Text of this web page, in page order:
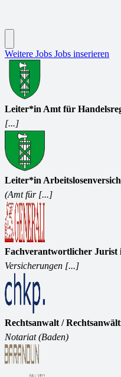
Weitere Jobs Jobs inserieren
Leiter*in Amt für
[...]
Leiter*in
(Amt für [...]
Fachverantwortlicher Jurist
Versicherungen [...]
Rechtsanwalt /
Notariat (Baden)